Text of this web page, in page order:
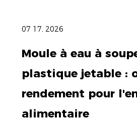
07 17, 2026
Moule à eau à
plastique jetable :
rendement pour
alimentaire